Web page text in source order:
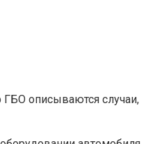
ГБО описываются случаи,